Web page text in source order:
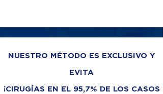
NUESTRO MÉTODO ES EXCLUSIVO Y
EVITA
¡CIRUGÍAS EN EL 95,7% DE LOS CASOS